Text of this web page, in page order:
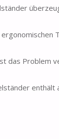
das